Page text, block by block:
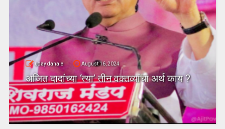
uday dahale August 16, 2024
अजित दादांच्या ‘त्या’ तीन वक्तव्यांचा अर्थ काय ?